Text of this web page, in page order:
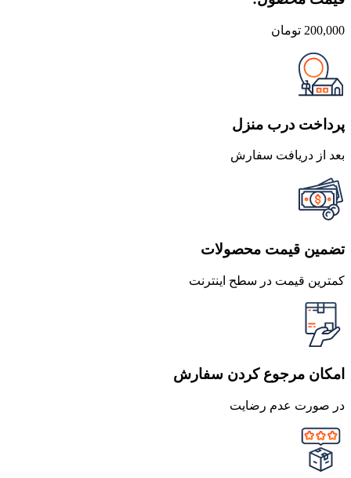
200,000 تومان
پرداخت درب منزل
بعد از دریافت سفارش
تضمین قیمت محصولات
کمترین قیمت در سطح اینترنت
امکان مرجوع کردن سفارش
در صورت عدم رضایت